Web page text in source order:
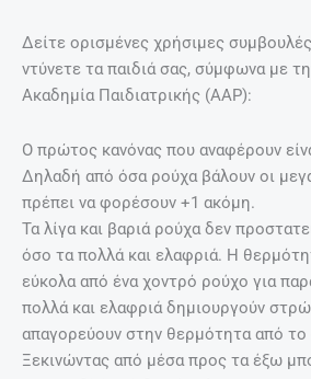
Δείτε ορισμένες χρήσιμες
ντύνετε τα παιδιά σας, σύμφωνα με
Ακαδημία Παιδιατρικής (AAP):
Ο πρώτος κανόνας που αναφέρουν
Δηλαδή από όσα ρούχα βάλουν οι
πρέπει να φορέσουν +1 ακόμη.
Τα λίγα και βαριά ρούχα δεν
όσο τα πολλά και ελαφριά. Η
εύκολα από ένα χοντρό ρούχο για
πολλά και ελαφριά δημιουργούν
απαγορεύουν στην θερμότητα από το
Ξεκινώντας από μέσα προς τα έξω